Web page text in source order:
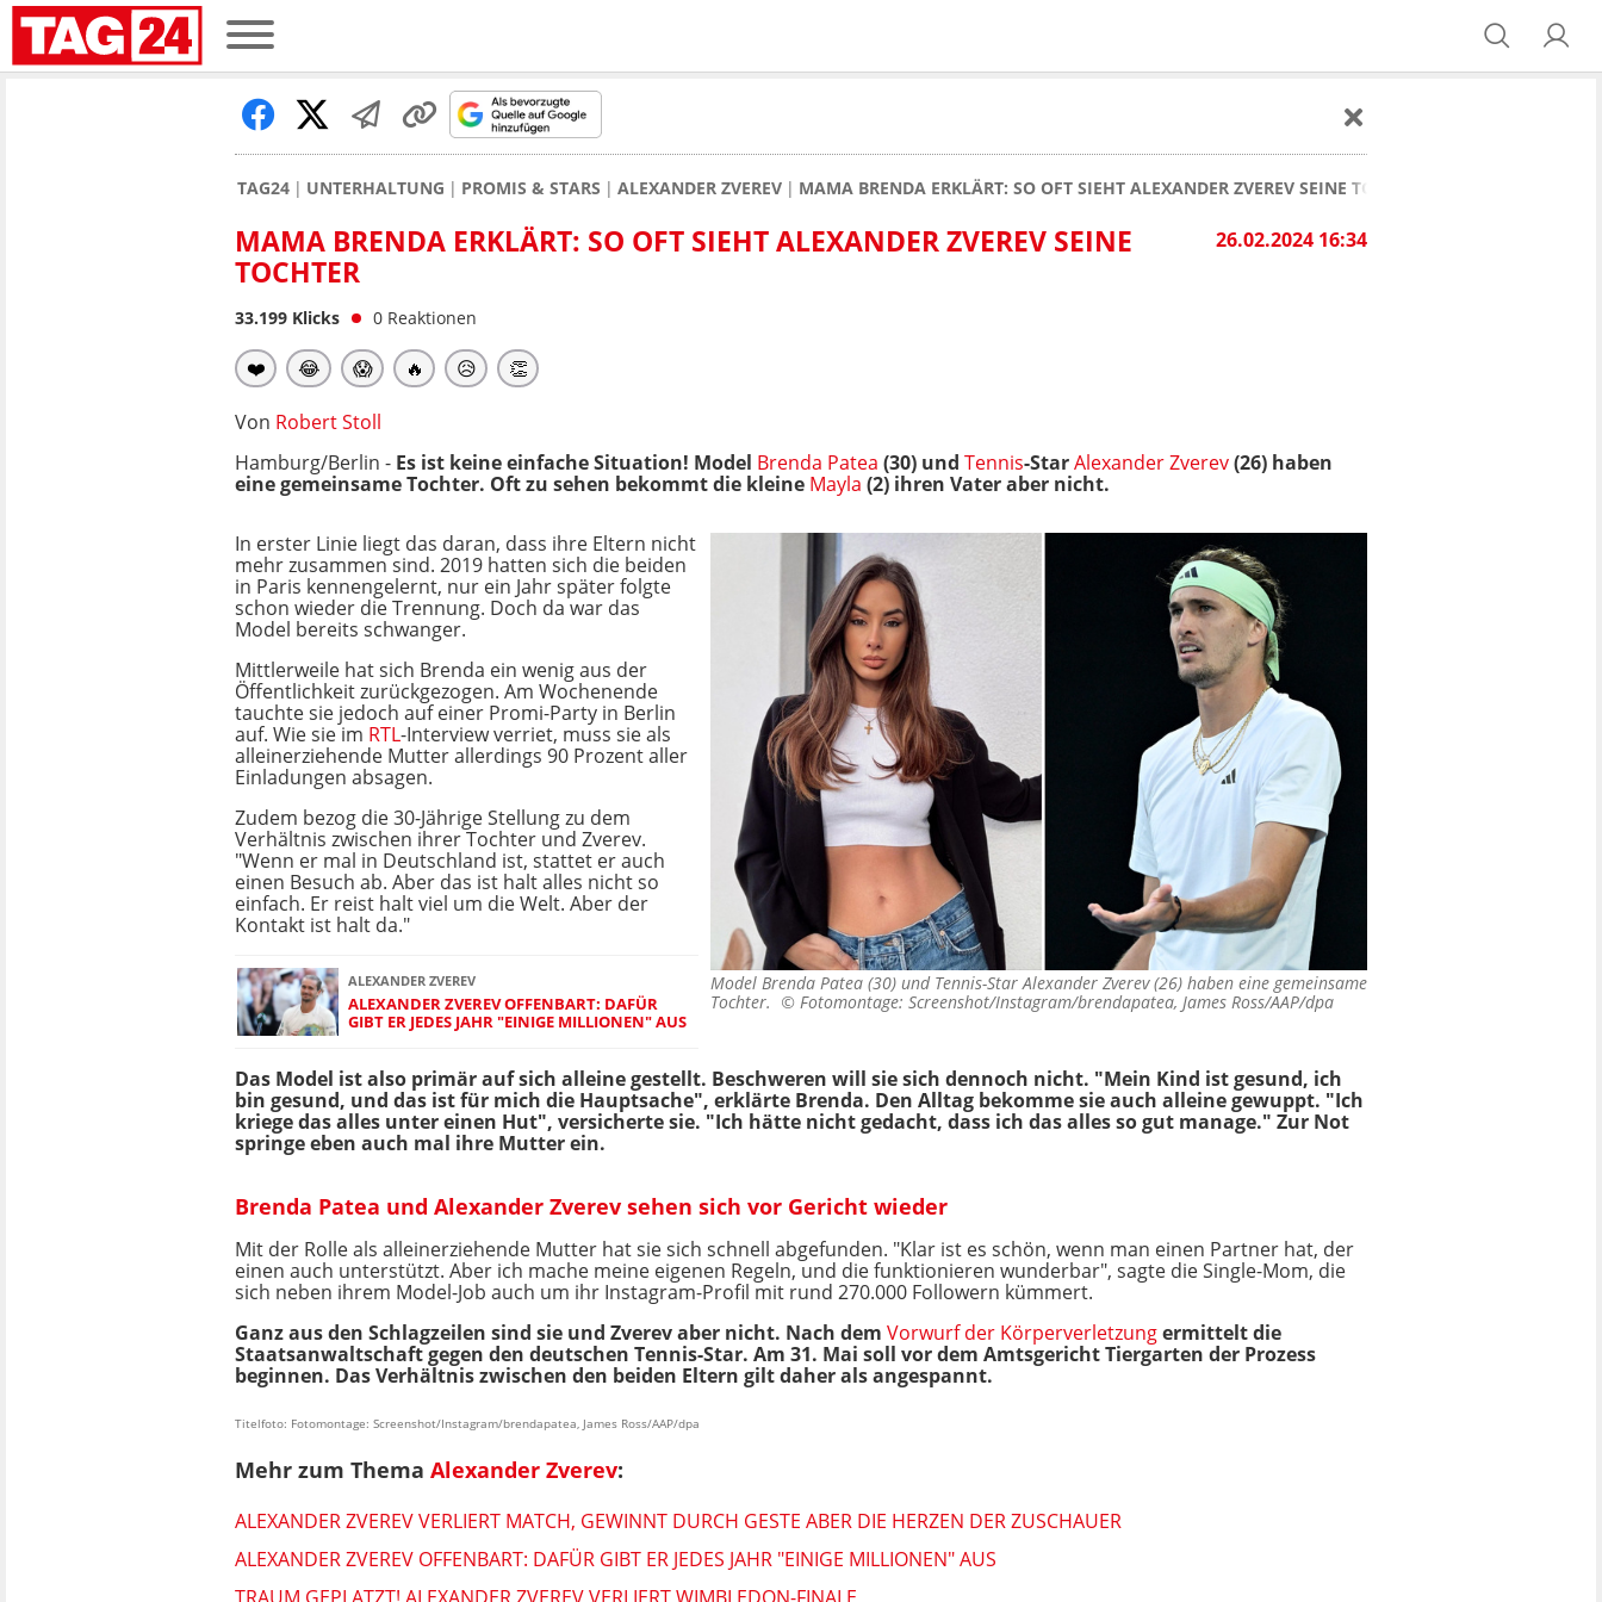
TAG24 UNTERHALTUNG PROMIS & STARS ALEXANDER ZVEREV MAMA BRENDA ERKLÄRT: SO OFT SIEHT ALEXANDER ZVEREV SEINE TOCHTER
26.02.2024 16:34
MAMA BRENDA ERKLÄRT: SO OFT SIEHT ALEXANDER ZVEREV SEINE
TOCHTER
33.199 Klicks 0 Reaktionen
❤️ 😂 😱 🔥 😥 👏
Von Robert Stoll
Hamburg/Berlin - Es ist keine einfache Situation! Model Brenda Patea (30) und Tennis-StarAlexander Zverev(26) haben
eine gemeinsame Tochter. Oft zu sehen bekommt die kleine Mayla (2) ihren Vater aber nicht.
Model Brenda Patea (30) und Tennis-Star Alexander Zverev (26) haben eine gemeinsame
Tochter. © Fotomontage: Screenshot/Instagram/brendapatea, James Ross/AAP/dpa
In erster Linie liegt das daran, dass ihre Eltern nicht
mehr zusammen sind. 2019 hatten sich die beiden
in Paris kennengelernt, nur ein Jahr später folgte
schon wieder die Trennung. Doch da war das
Model bereits schwanger.
Mittlerweile hat sich Brenda ein wenig aus der
Öffentlichkeit zurückgezogen. Am Wochenende
tauchte sie jedoch auf einer Promi-Party in Berlin
auf. Wie sie im RTL-Interview verriet, muss sie als
alleinerziehende Mutter allerdings 90 Prozent aller
Einladungen absagen.
Zudem bezog die 30-Jährige Stellung zu dem
Verhältnis zwischen ihrer Tochter und Zverev.
"Wenn er mal in Deutschland ist, stattet er auch
einen Besuch ab. Aber das ist halt alles nicht so
einfach. Er reist halt viel um die Welt. Aber der
Kontakt ist halt da."
ALEXANDER ZVEREV
ALEXANDER ZVEREV OFFENBART: DAFÜR
GIBT ER JEDES JAHR "EINIGE MILLIONEN" AUS
Das Model ist also primär auf sich alleine gestellt. Beschweren will sie sich dennoch nicht. "Mein Kind ist gesund, ich
bin gesund, und das ist für mich die Hauptsache", erklärte Brenda. Den Alltag bekomme sie auch alleine gewuppt. "Ich
kriege das alles unter einen Hut", versicherte sie. "Ich hätte nicht gedacht, dass ich das alles so gut manage." Zur Not
springe eben auch mal ihre Mutter ein.
Brenda Patea und Alexander Zverev sehen sich vor Gericht wieder
Mit der Rolle als alleinerziehende Mutter hat sie sich schnell abgefunden. "Klar ist es schön, wenn man einen Partner hat, der
einen auch unterstützt. Aber ich mache meine eigenen Regeln, und die funktionieren wunderbar", sagte die Single-Mom, die
sich neben ihrem Model-Job auch um ihr Instagram-Profil mit rund 270.000 Followern kümmert.
Ganz aus den Schlagzeilen sind sie und Zverev aber nicht. Nach dem Vorwurf der Körperverletzungermittelt die
Staatsanwaltschaft gegen den deutschen Tennis-Star. Am 31. Mai soll vor dem Amtsgericht Tiergarten der Prozess
beginnen. Das Verhältnis zwischen den beiden Eltern gilt daher als angespannt.
Titelfoto: Fotomontage: Screenshot/Instagram/brendapatea, James Ross/AAP/dpa
Mehr zum Thema Alexander Zverev:
ALEXANDER ZVEREV VERLIERT MATCH, GEWINNT DURCH GESTE ABER DIE HERZEN DER ZUSCHAUER
ALEXANDER ZVEREV OFFENBART: DAFÜR GIBT ER JEDES JAHR "EINIGE MILLIONEN" AUS
TRAUM GEPLATZT! ALEXANDER ZVEREV VERLIERT WIMBLEDON-FINALE